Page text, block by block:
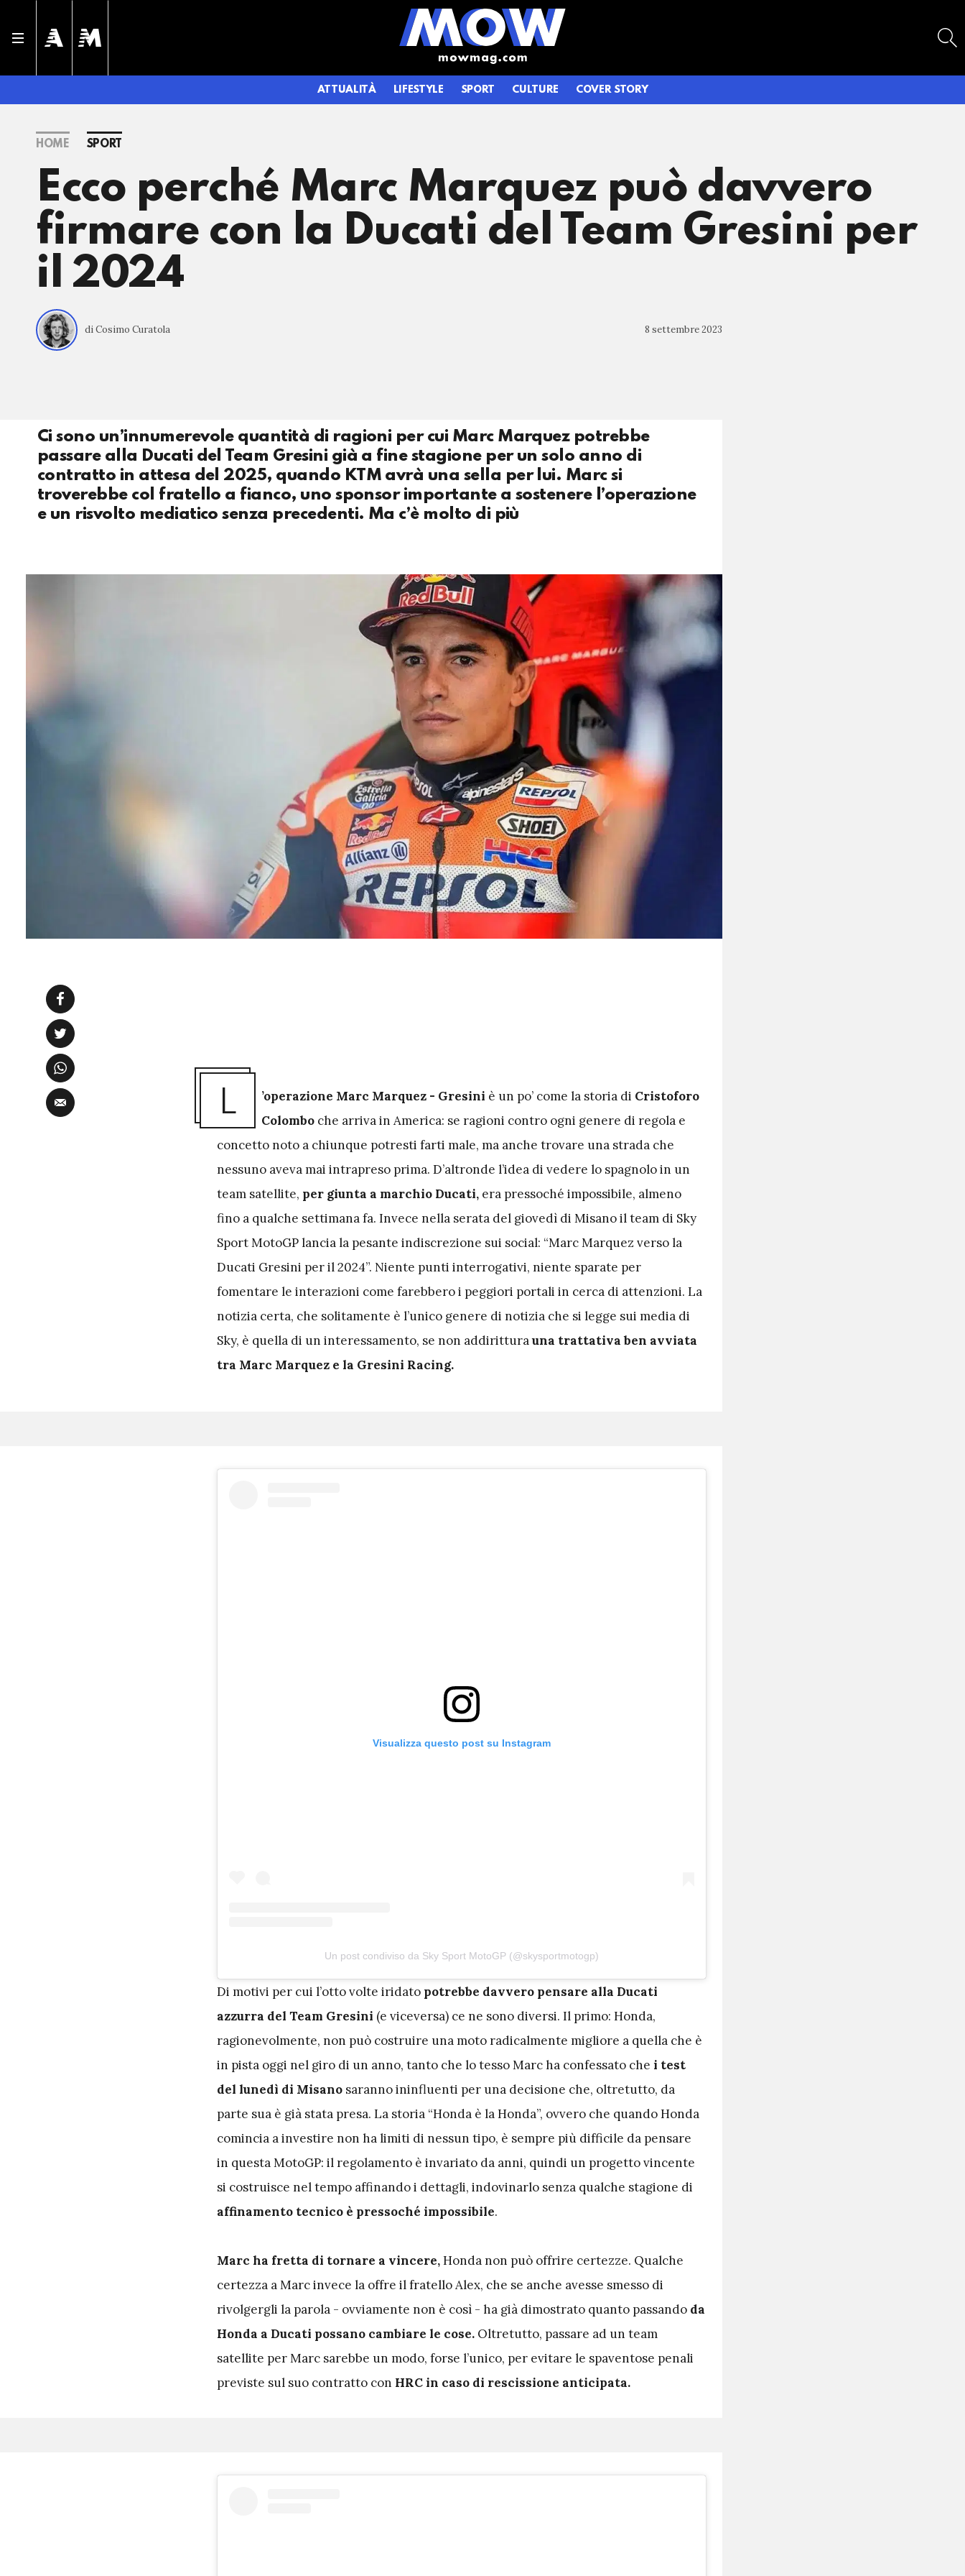
ATTUALITÀ LIFESTYLE SPORT CULTURE COVER STORY
HOME SPORT
Ecco perché Marc Marquez può davvero
firmare con la Ducati del Team Gresini per
il 2024
di Cosimo Curatola 8 settembre 2023
Ci sono un’innumerevole quantità di ragioni per cui Marc Marquez potrebbe
passare alla Ducati del Team Gresini già a fine stagione per un solo anno di
contratto in attesa del 2025, quando KTM avrà una sella per lui. Marc si
troverebbe col fratello a fianco, uno sponsor importante a sostenere l’operazione
e un risvolto mediatico senza precedenti. Ma c’è molto di più
L ’operazione Marc Marquez - Gresini è un po’ come la storia di Cristoforo
Colombo che arriva in America: se ragioni contro ogni genere di regola e
concetto noto a chiunque potresti farti male, ma anche trovare una strada che
nessuno aveva mai intrapreso prima. D’altronde l’idea di vedere lo spagnolo in un
team satellite, per giunta a marchio Ducati, era pressoché impossibile, almeno
fino a qualche settimana fa. Invece nella serata del giovedì di Misano il team di Sky
Sport MotoGP lancia la pesante indiscrezione sui social: “Marc Marquez verso la
Ducati Gresini per il 2024”. Niente punti interrogativi, niente sparate per
fomentare le interazioni come farebbero i peggiori portali in cerca di attenzioni. La
notizia certa, che solitamente è l’unico genere di notizia che si legge sui media di
Sky, è quella di un interessamento, se non addiritturauna trattativa ben avviata
tra Marc Marquez e la Gresini Racing.
Visualizza questo post su Instagram
Un post condiviso da Sky Sport MotoGP (@skysportmotogp)
Di motivi per cui l’otto volte iridato potrebbe davvero pensare alla Ducati
azzurra del Team Gresini (e viceversa) ce ne sono diversi. Il primo: Honda,
ragionevolmente, non può costruire una moto radicalmente migliore a quella che è
in pista oggi nel giro di un anno, tanto che lo tesso Marc ha confessato che i test
del lunedì di Misano saranno ininfluenti per una decisione che, oltretutto, da
parte sua è già stata presa. La storia “Honda è la Honda”, ovvero che quando Honda
comincia a investire non ha limiti di nessun tipo, è sempre più difficile da pensare
in questa MotoGP: il regolamento è invariato da anni, quindi un progetto vincente
si costruisce nel tempo affinando i dettagli, indovinarlo senza qualche stagione di
affinamento tecnico è pressoché impossibile.
Marc ha fretta di tornare a vincere,Honda non può offrire certezze. Qualche
certezza a Marc invece la offre il fratello Alex, che se anche avesse smesso di
rivolgergli la parola - ovviamente non è così - ha già dimostrato quanto passando da
Honda a Ducati possano cambiare le cose. Oltretutto, passare ad un team
satellite per Marc sarebbe un modo, forse l’unico, per evitare le spaventose penali
previste sul suo contratto con HRC in caso di rescissione anticipata.